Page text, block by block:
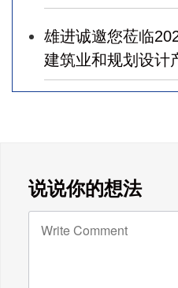
福！
雄进诚邀您莅临
建筑业和规划设计
广东雄进｜教师节
快乐!天下老师们身
说说你的想法